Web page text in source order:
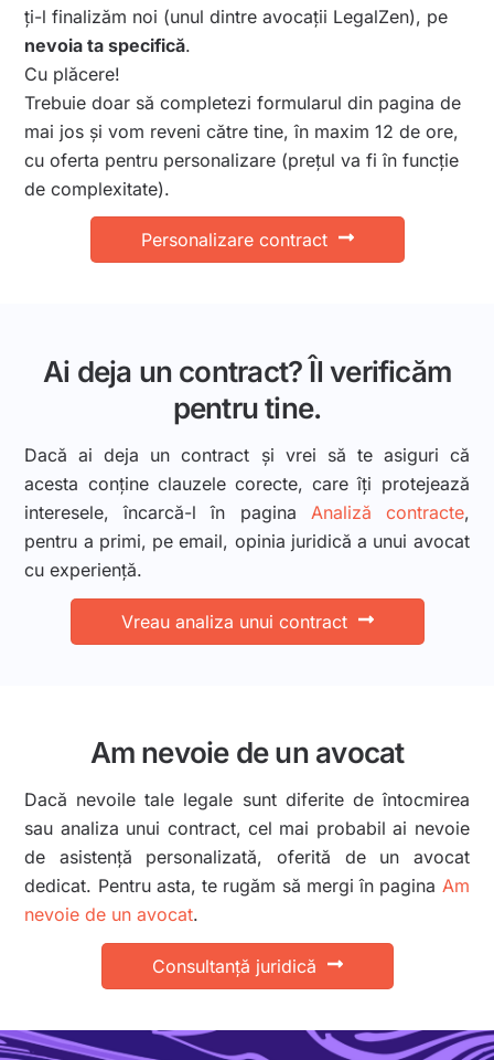
ți-l finalizăm noi (unul dintre avocații LegalZen), pe
nevoia ta specifică.
Cu plăcere!
Trebuie doar să completezi formularul din pagina de
mai jos și vom reveni către tine, în maxim 12 de ore,
cu oferta pentru personalizare (prețul va fi în funcție
de complexitate).
Personalizare contract
Ai deja un contract? Îl verificăm
pentru tine.
Dacă ai deja un contract și vrei să te asiguri că
acesta conține clauzele corecte, care îți protejează
interesele, încarcă-l în pagina Analiză contracte,
pentru a primi, pe email, opinia juridică a unui avocat
cu experiență.
Vreau analiza unui contract
Am nevoie de un avocat
Dacă nevoile tale legale sunt diferite de întocmirea
sau analiza unui contract, cel mai probabil ai nevoie
de asistență personalizată, oferită de un avocat
dedicat. Pentru asta, te rugăm să mergi în pagina Am
nevoie de un avocat.
Consultanță juridică